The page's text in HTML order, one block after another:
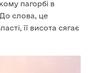
пагорбі в
До слова, це
її висота сягає